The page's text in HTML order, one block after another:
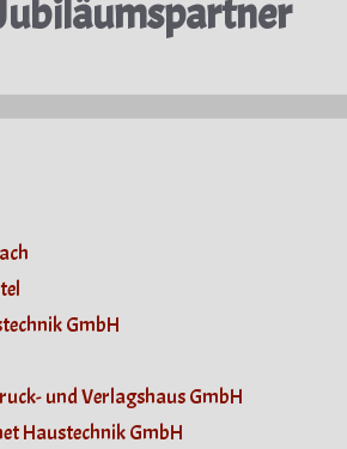
GmbH
und Verlagshaus GmbH
Haustechnik GmbH